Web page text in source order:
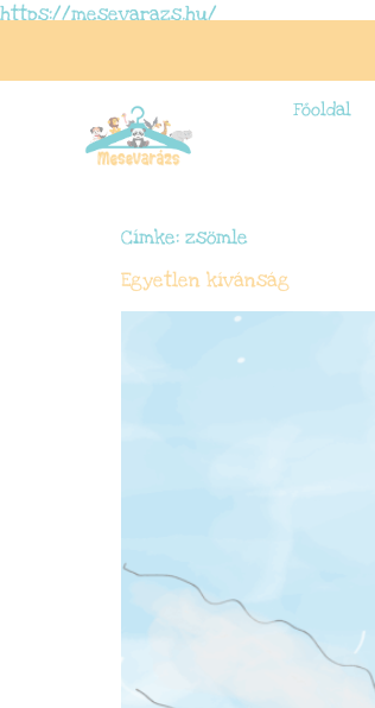
https://mesevarazs.hu/
Főoldal
Címke: zsömle
Egyetlen kívánság